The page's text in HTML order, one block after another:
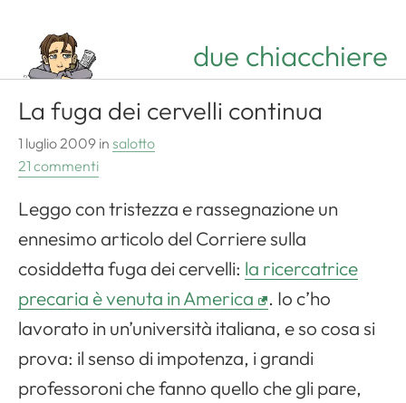
due chiacchiere
La fuga dei cervelli continua
1 luglio 2009 in salotto
21 commenti
Leggo con tristezza e rassegnazione un
ennesimo articolo del Corriere sulla
cosiddetta fuga dei cervelli: la ricercatrice
precaria è venuta in America
. Io c’ho
lavorato in un’università italiana, e so cosa si
prova: il senso di impotenza, i grandi
professoroni che fanno quello che gli pare,